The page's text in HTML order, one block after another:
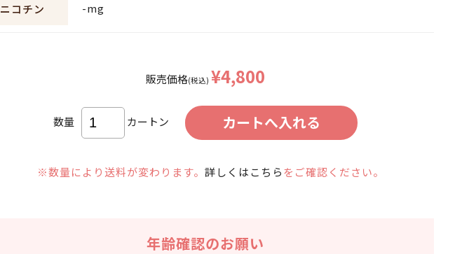
ニコチン -mg
販売価格(税込) ¥4,800
数量 カートン
※数量により送料が変わります。 詳しくはこちらをご確認ください。
年齢確認のお願い